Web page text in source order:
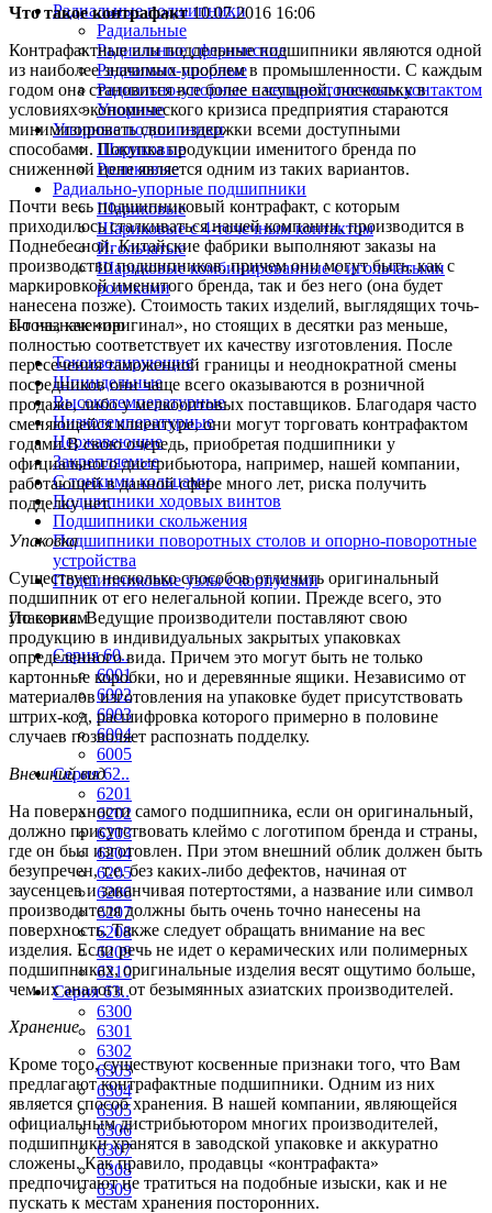
Радиальные подшипники
Радиальные
Радиальные сферические
Радиально-упорные
Радиально-упорные с четырехточечным контактом
Упорные
Упорные подшипники
Шариковые
Роликовые
Радиально-упорные подшипники
Шариковые
Шариковые с 4-точечным контактом
Игольчатые
Шариковые комбинированные с игольчатыми
роликами
По назначению
Токоизолирующие
Шпиндельные
Высокотемпературные
Низкотемпературные
Нержавеющие
Закрепляемые
С тонкими кольцами
Подшипники ходовых винтов
Подшипники скольжения
Подшипники поворотных столов и опорно-поворотные
устройства
Подшипниковые узлы с корпусами
По сериям
Серия 60..
6001
6002
6003
6004
6005
Серия 62..
6201
6202
6203
6204
6205
6206
6207
6208
6209
6210
Серия 63..
6300
6301
6302
6303
6304
6305
6306
6307
6308
6309
Что такое контрафакт10.07.2016 16:06
Контрафактные или поддельные подшипники являются одной
из наиболее значимых проблем в промышленности. С каждым
годом она становится все более насущной, поскольку в
условиях экономического кризиса предприятия стараются
минимизировать свои издержки всеми доступными
способами. Покупка продукции именитого бренда по
сниженной цене является одним из таких вариантов.
Почти весь подшипниковый контрафакт, с которым
приходилось сталкиваться нашей компании, производится в
Поднебесной. Китайские фабрики выполняют заказы на
производство подшипников, причем они могут быть, как с
маркировкой именитого бренда, так и без него (она будет
нанесена позже). Стоимость таких изделий, выглядящих точь-
в-точь, как «оригинал», но стоящих в десятки раз меньше,
полностью соответствует их качеству изготовления. После
пересечения таможенной границы и неоднократной смены
посредников они чаще всего оказываются в розничной
продаже, либо у мелкооптовых поставщиков. Благодаря часто
сменяющейся клиентуре, они могут торговать контрафактом
годами.В свою очередь, приобретая подшипники у
официального дистрибьютора, например, нашей компании,
работающей в данной сфере много лет, риска получить
подделку нет.
Упаковка
Существует несколько способов отличить оригинальный
подшипник от его нелегальной копии. Прежде всего, это
упаковка. Ведущие производители поставляют свою
продукцию в индивидуальных закрытых упаковках
определенного вида. Причем это могут быть не только
картонные коробки, но и деревянные ящики. Независимо от
материалов изготовления на упаковке будет присутствовать
штрих-код, расшифровка которого примерно в половине
случаев позволяет распознать подделку.
Внешний вид
На поверхности самого подшипника, если он оригинальный,
должно присутствовать клеймо с логотипом бренда и страны,
где он был изготовлен. При этом внешний облик должен быть
безупречен, т.е. без каких-либо дефектов, начиная от
заусенцев и заканчивая потертостями, а название или символ
производителя должны быть очень точно нанесены на
поверхность. Также следует обращать внимание на вес
изделия. Если речь не идет о керамических или полимерных
подшипниках, оригинальные изделия весят ощутимо больше,
чем их аналоги от безымянных азиатских производителей.
Хранение
Кроме того, существуют косвенные признаки того, что Вам
предлагают контрафактные подшипники. Одним из них
является способ хранения. В нашей компании, являющейся
официальным дистрибьютором многих производителей,
подшипники хранятся в заводской упаковке и аккуратно
сложены. Как правило, продавцы «контрафакта»
предпочитают не тратиться на подобные изыски, как и не
пускать к местам хранения посторонних.